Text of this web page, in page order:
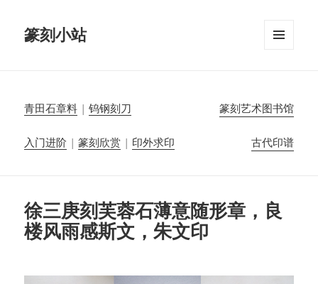
篆刻小站
青田石章料 |钨钢刻刀 篆刻艺术图书馆
入门进阶 |篆刻欣赏 | 印外求印 古代印谱
徐三庚刻芙蓉石薄意随形章，良
楼风雨感斯文，朱文印